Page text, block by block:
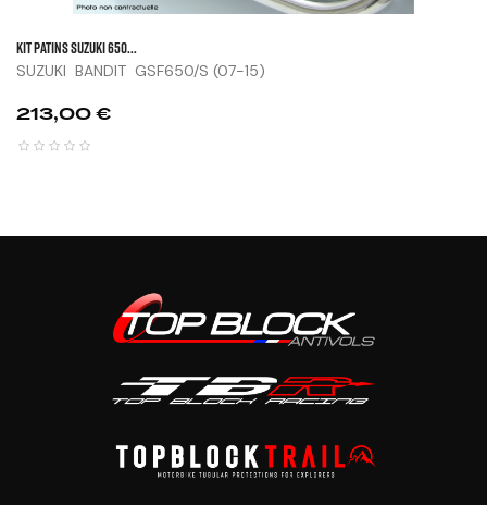
KIT PATINS SUZUKI 650...
SUZUKI BANDIT GSF650/S (07-15)
Prix
213,00 €